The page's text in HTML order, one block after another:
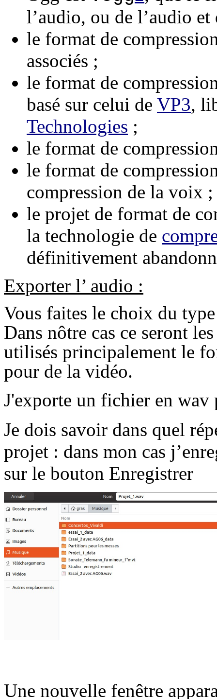
l’audio, ou de l’audio
le format de
associés ;
le format de
basé sur celui de VP3,
Technologies ;
le format de
le format de
compression de la voix ;
le projet de format de
la technologie de
définitivement
Exporter l’ audio :
Vous faites le choix du
Dans nôtre cas ce seront
utilisés principalement le
pour de la vidéo.
J'exporte un fichier en wav
Je dois savoir dans quel
projet : dans mon cas
sur le bouton Enregistrer
Une nouvelle fenêtre